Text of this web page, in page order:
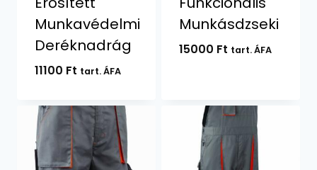
Munkavédelmi
Deréknadrág
11100 Ft tart. ÁFA
Munkásdzseki
15000 Ft tart. ÁFA